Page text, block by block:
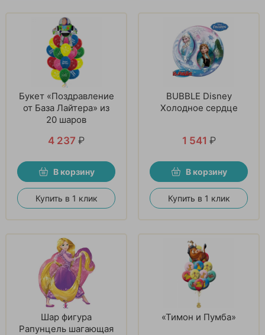
Букет «Поздравление
от База Лайтера» из
20 шаров
4 237 ₽
В корзину
Купить в 1 клик
BUBBLE Disney
Холодное сердце
1 541 ₽
В корзину
Купить в 1 клик
Шар фигура
Рапунцель шагающая
«Тимон и Пумба»